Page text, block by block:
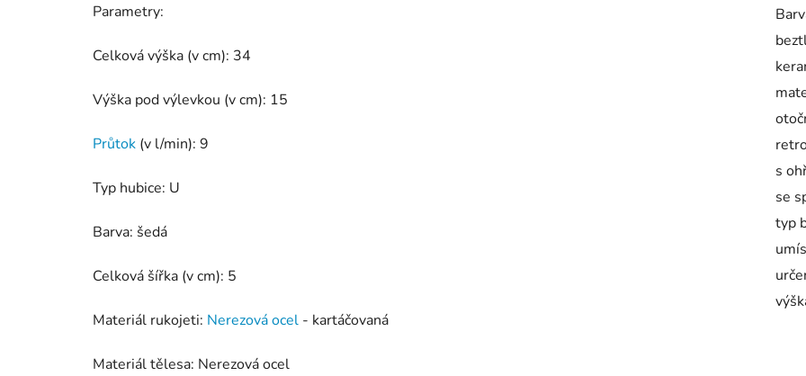
Parametry:
Celková výška (v cm): 34
Výška pod výlevkou (v cm): 15
Průtok (v l/min): 9
Typ hubice: U
Barva: šedá
Celková šířka (v cm): 5
Materiál rukojeti: Nerezová ocel - kartáčovaná
Materiál tělesa: Nerezová ocel
s
se
typ